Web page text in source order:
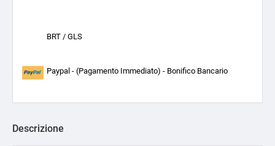
BRT / GLS
Paypal - (Pagamento Immediato) - Bonifico Bancario
Descrizione